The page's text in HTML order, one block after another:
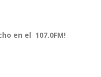
en el 107.0FM!